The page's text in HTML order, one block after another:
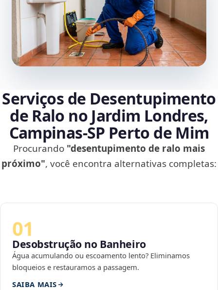
Serviços de Desentupimento
de Ralo no Jardim Londres,
Campinas‑SP Perto de Mim
Procurando "desentupimento de ralo mais
próximo", você encontra alternativas completas:
01
Desobstrução no Banheiro
Água acumulando ou escoamento lento? Eliminamos
bloqueios e restauramos a passagem.
SAIBA MAIS